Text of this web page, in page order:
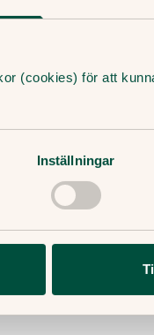
(cookies) för att
Inställningar
kan ge följande
i bröstet som
jag göra
en